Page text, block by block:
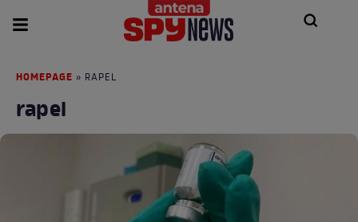
HOMEPAGE » RAPEL
rapel